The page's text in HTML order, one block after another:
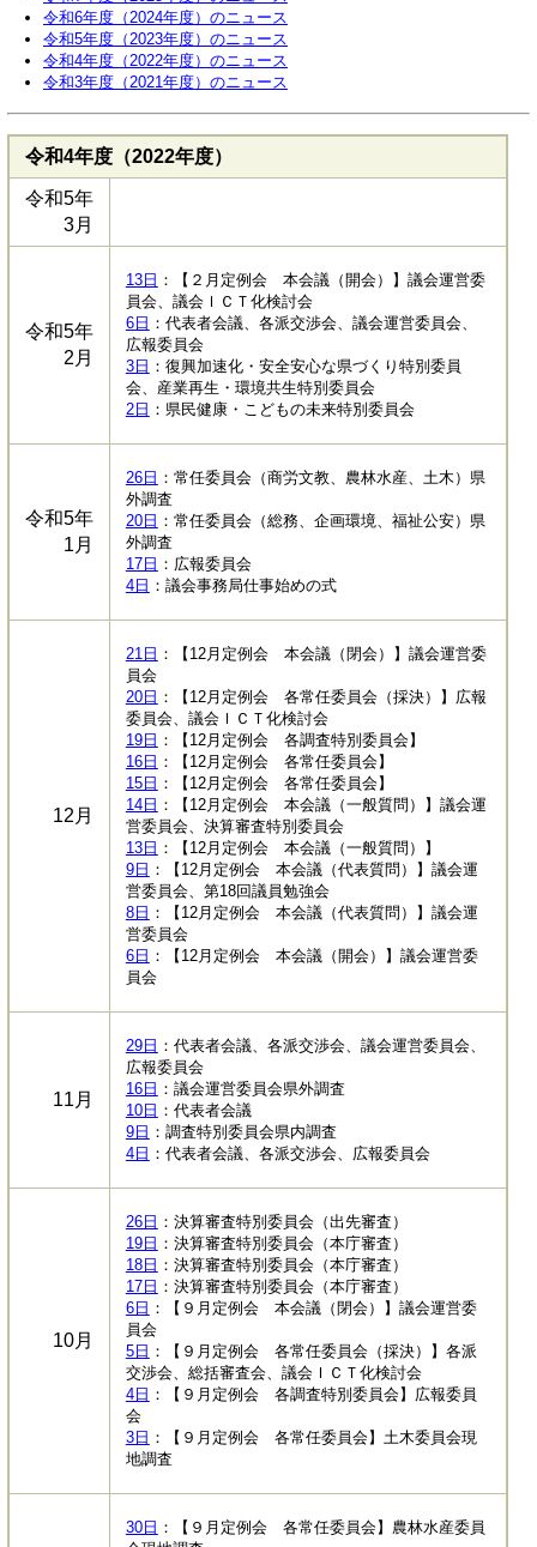
令和6年度（2024年度）のニュース
令和5年度（2023年度）のニュース
令和4年度（2022年度）のニュース
令和3年度（2021年度）のニュース
令和4年度（2022年度）
令和5年
3月
令和5年
2月
13日 ：【２月定例会 本会議（開会）】議会運営委
員会、議会ＩＣＴ化検討会
6日 ：代表者会議、各派交渉会、議会運営委員会、
広報委員会
3日 ：復興加速化・安全安心な県づくり特別委員
会、産業再生・環境共生特別委員会
2日 ：県民健康・こどもの未来特別委員会
令和5年
1月
26日 ：常任委員会（商労文教、農林水産、土木）県
外調査
20日 ：常任委員会（総務、企画環境、福祉公安）県
外調査
17日 ：広報委員会
4日 ：議会事務局仕事始めの式
12月
21日 ：【12月定例会 本会議（閉会）】議会運営委
員会
20日 ：【12月定例会 各常任委員会（採決）】広報
委員会、議会ＩＣＴ化検討会
19日 ：【12月定例会 各調査特別委員会】
16日 ：【12月定例会 各常任委員会】
15日 ：【12月定例会 各常任委員会】
14日 ：【12月定例会 本会議（一般質問）】議会運
営委員会、決算審査特別委員会
13日 ：【12月定例会 本会議（一般質問）】
9日 ：【12月定例会 本会議（代表質問）】議会運
営委員会、第18回議員勉強会
8日 ：【12月定例会 本会議（代表質問）】議会運
営委員会
6日 ：【12月定例会 本会議（開会）】議会運営委
員会
11月
29日 ：代表者会議、各派交渉会、議会運営委員会、
広報委員会
16日 ：議会運営委員会県外調査
10日 ：代表者会議
9日 ：調査特別委員会県内調査
4日 ：代表者会議、各派交渉会、広報委員会
10月
26日 ：決算審査特別委員会（出先審査）
19日 ：決算審査特別委員会（本庁審査）
18日 ：決算審査特別委員会（本庁審査）
17日 ：決算審査特別委員会（本庁審査）
6日 ：【９月定例会 本会議（閉会）】議会運営委
員会
5日 ：【９月定例会 各常任委員会（採決）】各派
交渉会、総括審査会、議会ＩＣＴ化検討会
4日 ：【９月定例会 各調査特別委員会】広報委員
会
3日 ：【９月定例会 各常任委員会】土木委員会現
地調査
30日 ：【９月定例会 各常任委員会】農林水産委員